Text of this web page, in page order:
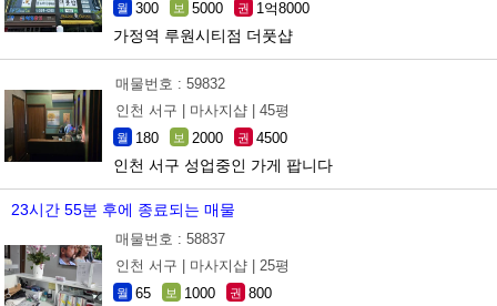
월 300 보 5000 권 1억8000
가정역 루원시티점 더풋샵
매물번호 : 59832
인천 서구 |
마사지샵 | 45평
월 180 보 2000 권 4500
인천 서구 성업중인 가게 팝니다
23시간 55분 후에 종료되는 매물
매물번호 : 58837
인천 서구 |
마사지샵 | 25평
월 65 보 1000 권 800